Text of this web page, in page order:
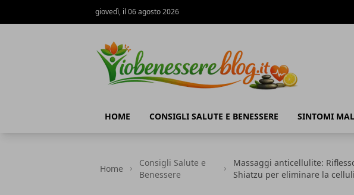
giovedì, il 06 agosto 2026
HOME CONSIGLI SALUTE E BENESSERE SINTOMI
Home
Consigli Salute e
Benessere
Massaggi anticellulite:
Shiatzu per eliminare la